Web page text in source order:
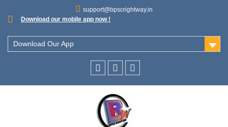
support@bpscrightway.in
Download our mobile app now !
Download Our App